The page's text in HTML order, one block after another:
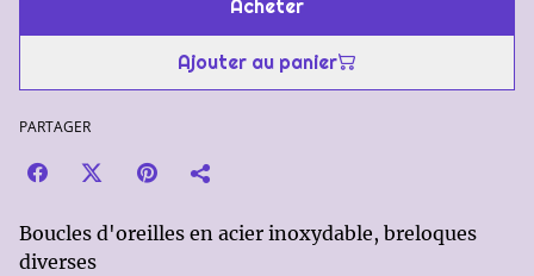
Acheter
Ajouter au panier
PARTAGER
Boucles d'oreilles en acier inoxydable, breloques
diverses